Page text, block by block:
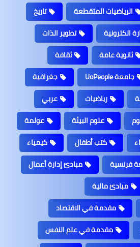
الرياضيات المتقطعة
تاريخ
الكترونية
تطوير الذات
ثانوية عامة
ثقافة
جامعة UoPeople
جغرافية
رياضيات
عربي
علوم البيئة
عولمة
كتب أطفال
كيمياء
فرنسية
مبادئ إدارة أعمال
مبادئ مالية
مقدمة في الاقتصاد
مقدمة في علم النفس